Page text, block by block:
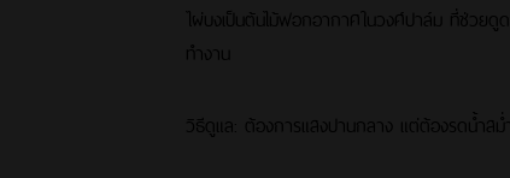
ไผ่บงเป็นต้นไม้ฟอกอากาศในวงศ์ปาล์ม ที่ช่วยดู
ทำงาน
วิธีดูแล: ต้องการแสงปานกลาง แต่ต้องรดน้ำสม่